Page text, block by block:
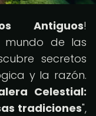
Antiguos!
mundo de las
secretos
y la razón.
Celestial:
tradiciones",